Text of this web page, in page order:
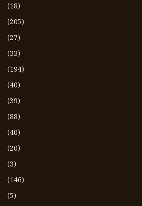
(18)
(205)
(27)
(33)
(194)
(40)
(39)
(88)
(40)
(20)
(3)
(146)
(5)